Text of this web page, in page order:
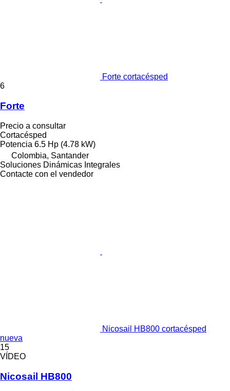
Forte cortacésped
6
Forte
Precio a consultar
Cortacésped
Potencia 6.5 Hp (4.78 kW)
Colombia, Santander
Soluciones Dinámicas Integrales
Contacte con el vendedor
Nicosail HB800 cortacésped
nueva
15
VÍDEO
Nicosail HB800